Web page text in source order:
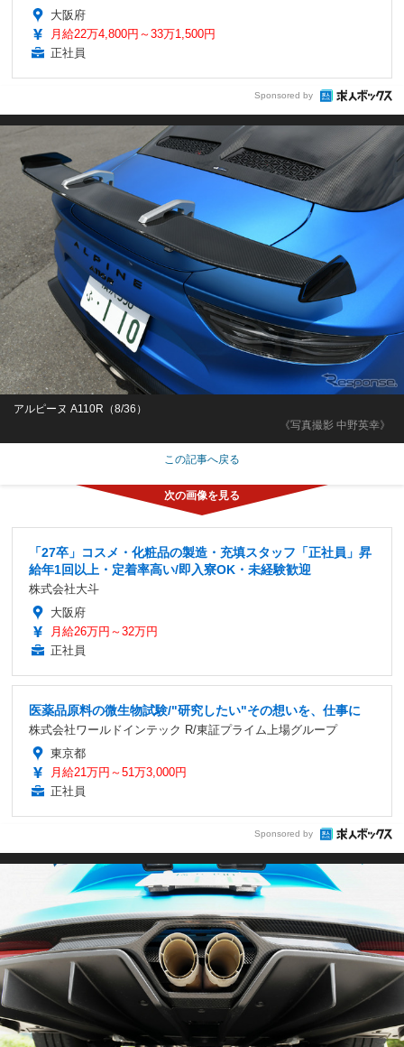
大阪府
月給22万4,800円～33万1,500円
正社員
Sponsored by
《写真撮影 中野英幸》
アルピーヌ A110R（8/36）
この記事へ戻る
「27卒」コスメ・化粧品の製造・充填スタッフ「正社員」昇
給年1回以上・定着率高い/即入寮OK・未経験歓迎
株式会社大斗
大阪府
月給26万円～32万円
正社員
医薬品原料の微生物試験/"研究したい"その想いを、仕事に
株式会社ワールドインテック R/東証プライム上場グループ
東京都
月給21万円～51万3,000円
正社員
Sponsored by